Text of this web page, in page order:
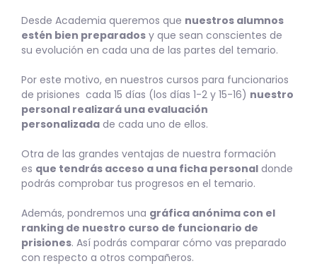
Desde Academia queremos que nuestros alumnos
estén bien preparados y que sean conscientes de
su evolución en cada una de las partes del temario.
Por este motivo, en nuestros cursos para funcionarios
de prisiones cada 15 días (los días 1-2 y 15-16) nuestro
personal realizará una evaluación
personalizada de cada uno de ellos.
Otra de las grandes ventajas de nuestra formación
es que tendrás acceso a una ficha personal donde
podrás comprobar tus progresos en el temario.
Además, pondremos una gráfica anónima con el
ranking de nuestro curso de funcionario de
prisiones. Así podrás comparar cómo vas preparado
con respecto a otros compañeros.